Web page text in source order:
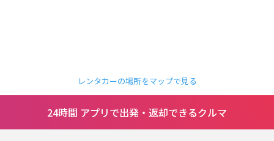
レンタカーの場所をマップで見る
24時間 アプリで出発・返却できるクルマ